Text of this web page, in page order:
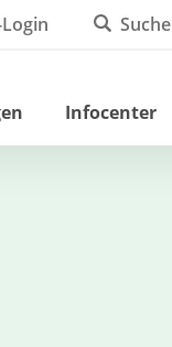
Suche
Infocenter